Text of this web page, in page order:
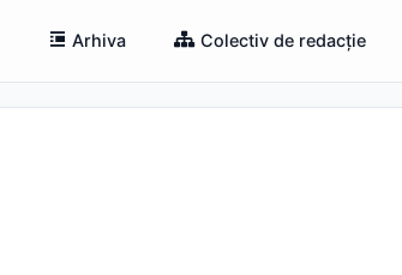
Arhiva Colectiv de redacție